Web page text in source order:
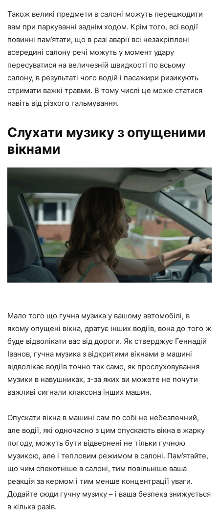
Також великі предмети в салоні можуть перешкодити
вам при паркуванні заднім ходом. Крім того, всі водії
повинні пам’ятати, що в разі аварії всі незакріплені
всередині салону речі можуть у момент удару
пересуватися на величезній швидкості по всьому
салону, в результаті чого водій і пасажири ризикують
отримати важкі травми. В тому числі це може статися
навіть від різкого гальмування.
Слухати музику з опущеними
вікнами
Мало того що гучна музика у вашому автомобілі, в
якому опущені вікна, дратує інших водіїв, вона до того ж
буде відволікати вас від дороги. Як стверджує Геннадій
Іванов, гучна музика з відкритими вікнами в машині
відволікає водіїв точно так само, як прослуховування
музики в навушниках, з-за яких ви можете не почути
важливі сигнали клаксона інших машин.
Опускати вікна в машині сам по собі не небезпечний,
але водії, які одночасно з цим опускають вікна в жарку
погоду, можуть бути відвернені не тільки гучною
музикою, але і тепловим режимом в салоні. Пам’ятайте,
що чим спекотніше в салоні, тим повільніше ваша
реакція за кермом і тим менше концентрації уваги.
Додайте сюди гучну музику – і ваша безпека знижується
в кілька разів.